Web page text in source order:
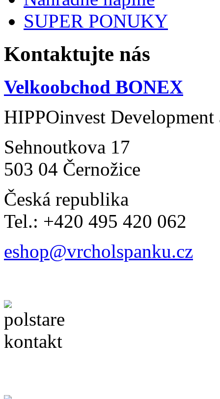
SUPER PONUKY
Kontaktujte nás
Velkoobchod BONEX
HIPPOinvest Development
Sehnoutkova 17
503 04 Černožice
Česká republika
Tel.: +420 495 420 062
eshop@vrcholspanku.cz